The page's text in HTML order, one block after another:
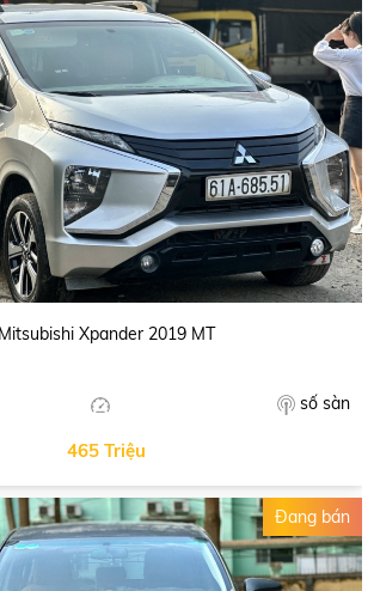
Mitsubishi Xpander 2019 MT
số sàn
465 Triệu
Đang bán